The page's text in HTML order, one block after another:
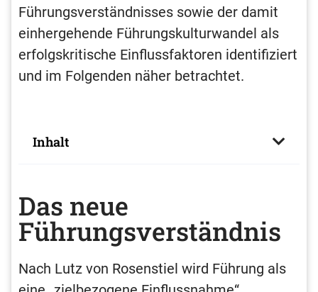
Führungsverständnisses sowie der damit
einhergehende Führungskulturwandel als
erfolgskritische Einflussfaktoren identifiziert
und im Folgenden näher betrachtet.
Inhalt
Das neue
Führungsverständnis
Nach Lutz von Rosenstiel wird Führung als